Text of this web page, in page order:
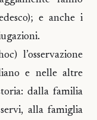
e anche i
l’osservazione
e nelle altre
dalla familia
alla famiglia